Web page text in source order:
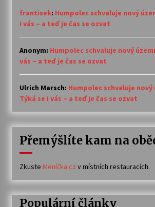
frantisek: Humpolec schvaluje nový
i vás – a teď je čas se ozvat
Anonym: Humpolec schvaluje nový
vás – a teď je čas se ozvat
Ulrich Marsch: Humpolec schvaluje nový
Týká se i vás – a teď je čas se ozvat
Přemýšlíte kam na
Zkuste Meníčka.cz v místních restauracích.
Populární články